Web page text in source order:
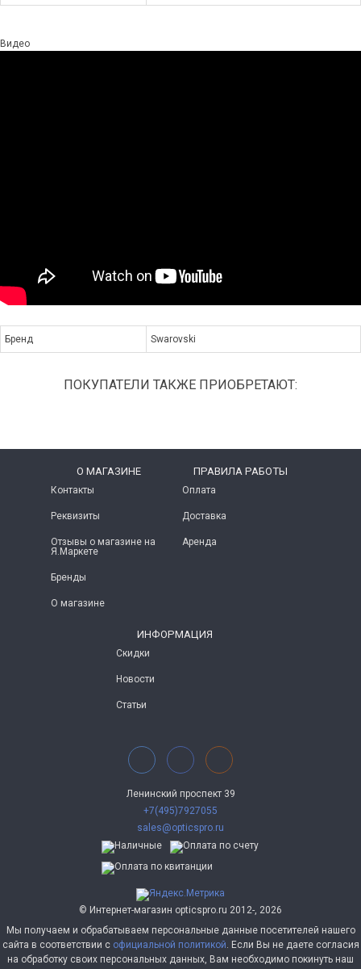
Видео
Бренд Swarovski
ПОКУПАТЕЛИ ТАКЖЕ ПРИОБРЕТАЮТ:
O МАГАЗИНЕ
Контакты
Реквизиты
Отзывы о магазине на
Я.Маркете
Бренды
О магазине
ПРАВИЛА РАБОТЫ
Оплата
Доставка
Аренда
ИНФОРМАЦИЯ
Скидки
Новости
Статьи
Ленинский проспект 39
+7(495)7927055
sales@opticspro.ru
© Интернет-магазин opticspro.ru 2012-, 2026
Мы получаем и обрабатываем персональные данные посетителей нашего
сайта в соответствии с официальной политикой. Если Вы не даете согласия
на обработку своих персональных данных, Вам необходимо покинуть наш